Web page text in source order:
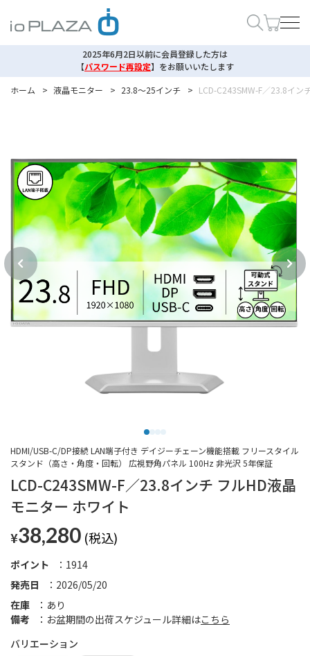
2025年6月2日以前に会員登録した方は
【パスワード再設定】 をお願いいたします
ホーム
> 液晶モニター > 23.8～25インチ > LCD-C243SMW-F／23.8イン
LCD-C243SMW-F／23.8インチ フルHD液晶
モニター ホワイト
HDMI/USB-C/DP接続 LAN端子付き デイジーチェーン機能搭載 フリースタイル
スタンド（高さ・角度・回転） 広視野角パネル 100Hz 非光沢 5年保証
¥38,280
発売日 2026/05/20
ポイント 1914
在庫
あり
備考
お盆期間の出荷スケジュール詳細はこちら